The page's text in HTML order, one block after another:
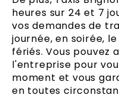
heures sur 24 et 7
vos demandes de
journée, en soirée,
fériés. Vous pouvez
l'entreprise pour
moment et vous
en toutes